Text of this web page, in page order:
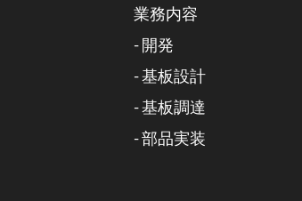
業務内容
- 開発
- 基板設計
- 基板調達
- 部品実装